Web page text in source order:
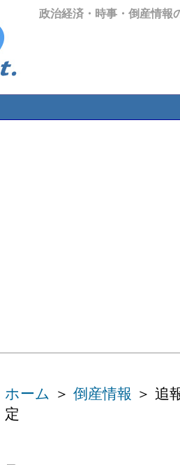
政治経済・時事・倒産情報
ホーム ＞ 倒産情報 ＞ 追
定